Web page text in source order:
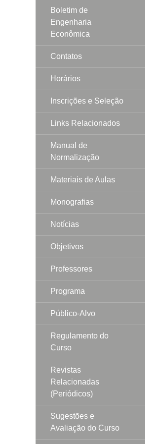
Boletim de
Engenharia
Econômica
Contatos
Horários
Inscrições e Seleção
Links Relacionados
Manual de
Normalização
Materiais de Aulas
Monografias
Notícias
Objetivos
Professores
Programa
Público-Alvo
Regulamento do
Curso
Revistas
Relacionadas
(Periódicos)
Sugestões e
Avaliação do Curso